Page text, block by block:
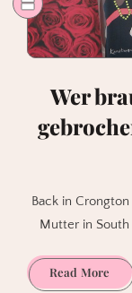
Wer
Back in
Mutter in
Read MoreWer